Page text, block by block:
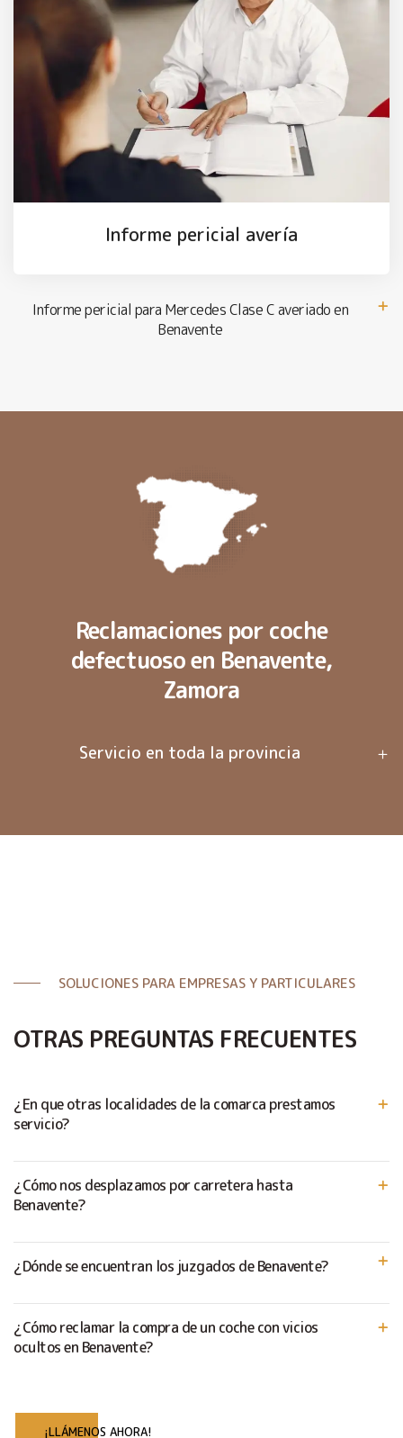
Informe pericial avería
Informe pericial para Mercedes Clase C averiado en
Benavente
Reclamaciones por coche
defectuoso en Benavente,
Zamora
Servicio en toda la provincia
SOLUCIONES PARA EMPRESAS Y PARTICULARES
OTRAS PREGUNTAS FRECUENTES
¿En que otras localidades de la comarca prestamos
servicio?
¿Cómo nos desplazamos por carretera hasta
Benavente?
¿Dónde se encuentran los juzgados de Benavente?
¿Cómo reclamar la compra de un coche con vicios
ocultos en Benavente?
¡LLÁMENOS AHORA!